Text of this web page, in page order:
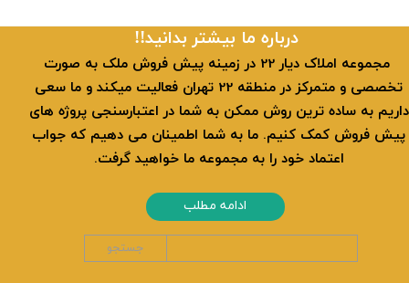
​​درباره ما بیشتر بدانید!!
​ مجموعه املاک دیار 22 در زمینه پیش فروش ملک به صورت
تخصصی و متمرکز در منطقه 22 تهران فعالیت میکند و ما سعی
داریم به ساده ترین روش ممکن به شما در اعتبارسنجی پروژه های
پیش فروش کمک کنیم. ما به شما اطمینان می دهیم که جواب
اعتماد خود را به مجموعه ما خواهید گرفت.
ادامه مطلب
جستجو